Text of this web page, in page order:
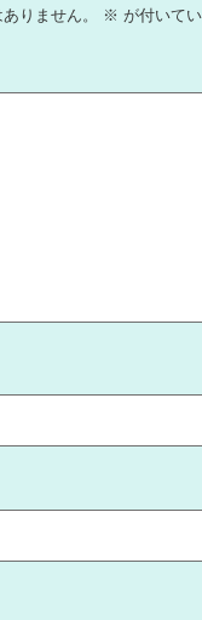
りません。 ※ が付いて